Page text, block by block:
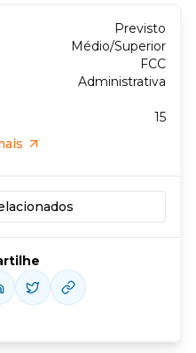
Previsto
Médio/Superior
FCC
Administrativa
15